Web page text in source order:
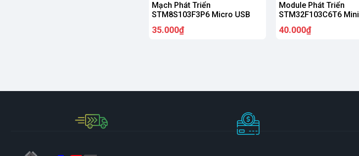
Mạch Phát Triển
STM8S103F3P6 Micro USB
35.000₫
Module Phát Triển
STM32F103C6T6 Mini
40.000₫